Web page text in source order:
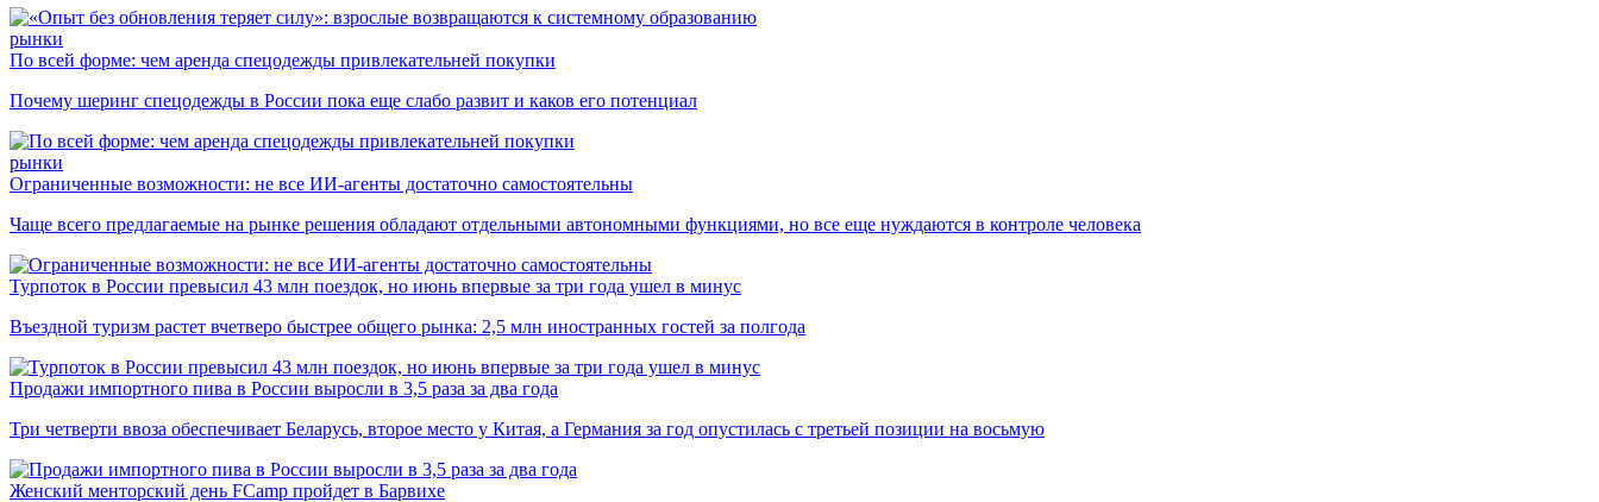
рынки
По всей форме: чем аренда спецодежды привлекательней покупки
Почему шеринг спецодежды в России пока еще слабо развит и каков его потенциал
рынки
Ограниченные возможности: не все ИИ-агенты достаточно самостоятельны
Чаще всего предлагаемые на рынке решения обладают отдельными автономными функциями, но все еще нуждаются в контроле человека
Турпоток в России превысил 43 млн поездок, но июнь впервые за три года ушел в минус
Въездной туризм растет вчетверо быстрее общего рынка: 2,5 млн иностранных гостей за полгода
Продажи импортного пива в России выросли в 3,5 раза за два года
Три четверти ввоза обеспечивает Беларусь, второе место у Китая, а Германия за год опустилась с третьей позиции на восьмую
Женский менторский день FCamp пройдет в Барвихе